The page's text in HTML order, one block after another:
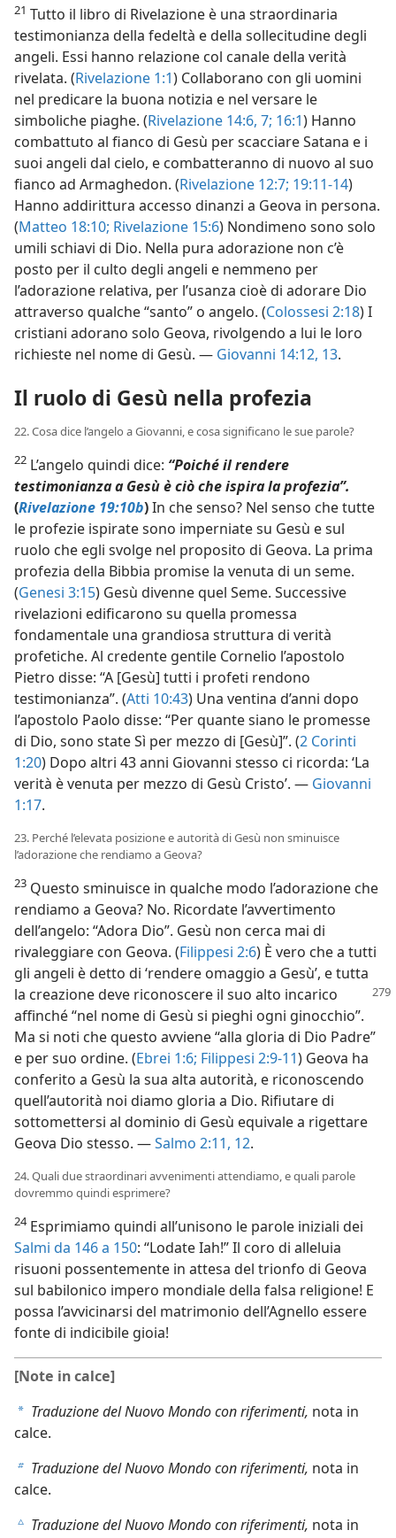
21 Tutto il libro di Rivelazione è una straordinaria
testimonianza della fedeltà e della sollecitudine degli
angeli. Essi hanno relazione col canale della verità
rivelata. (Rivelazione 1:1) Collaborano con gli uomini
nel predicare la buona notizia e nel versare le
simboliche piaghe. (Rivelazione 14:6, 7; 16:1) Hanno
combattuto al fianco di Gesù per scacciare Satana e i
suoi angeli dal cielo, e combatteranno di nuovo al suo
fianco ad Armaghedon. (Rivelazione 12:7; 19:11-14)
Hanno addirittura accesso dinanzi a Geova in persona.
(Matteo 18:10; Rivelazione 15:6) Nondimeno sono solo
umili schiavi di Dio. Nella pura adorazione non c’è
posto per il culto degli angeli e nemmeno per
l’adorazione relativa, per l’usanza cioè di adorare Dio
attraverso qualche “santo” o angelo. (Colossesi 2:18) I
cristiani adorano solo Geova, rivolgendo a lui le loro
richieste nel nome di Gesù. — Giovanni 14:12, 13.
Il ruolo di Gesù nella profezia
22. Cosa dice l’angelo a Giovanni, e cosa significano le sue parole?
22 L’angelo quindi dice: “Poiché il rendere
testimonianza a Gesù è ciò che ispira la profezia”.
(Rivelazione 19:10b)In che senso? Nel senso che tutte
le profezie ispirate sono imperniate su Gesù e sul
ruolo che egli svolge nel proposito di Geova. La prima
profezia della Bibbia promise la venuta di un seme.
(Genesi 3:15) Gesù divenne quel Seme. Successive
rivelazioni edificarono su quella promessa
fondamentale una grandiosa struttura di verità
profetiche. Al credente gentile Cornelio l’apostolo
Pietro disse: “A [Gesù] tutti i profeti rendono
testimonianza”. (Atti 10:43) Una ventina d’anni dopo
l’apostolo Paolo disse: “Per quante siano le promesse
di Dio, sono state Sì per mezzo di [Gesù]”. (2 Corinti
1:20) Dopo altri 43 anni Giovanni stesso ci ricorda: ‘La
verità è venuta per mezzo di Gesù Cristo’. — Giovanni
1:17.
23. Perché l’elevata posizione e autorità di Gesù non sminuisce
l’adorazione che rendiamo a Geova?
23 Questo sminuisce in qualche modo l’adorazione che
rendiamo a Geova? No. Ricordate l’avvertimento
dell’angelo: “Adora Dio”. Gesù non cerca mai di
rivaleggiare con Geova. (Filippesi 2:6) È vero che a tutti
gli angeli è detto di ‘rendere omaggio a Gesù’, e tutta
la creazionedeve riconoscere il suo alto incarico
affinché “nel nome di Gesù si pieghi ogni ginocchio”.
Ma si noti che questo avviene “alla gloria di Dio Padre”
e per suo ordine. (Ebrei 1:6; Filippesi 2:9-11) Geova ha
conferito a Gesù la sua alta autorità, e riconoscendo
quell’autorità noi diamo gloria a Dio. Rifiutare di
sottomettersi al dominio di Gesù equivale a rigettare
Geova Dio stesso. —Salmo 2:11, 12.
24. Quali due straordinari avvenimenti attendiamo, e quali parole
dovremmo quindi esprimere?
24Esprimiamo quindi all’unisono le parole iniziali dei
Salmi da 146 a 150: “Lodate Iah!” Il coro di alleluia
risuoni possentemente in attesa del trionfo di Geova
sul babilonico impero mondiale della falsa religione! E
possa l’avvicinarsi del matrimonio dell’Agnello essere
fonte di indicibile gioia!
[Note in calce]
a Traduzione del Nuovo Mondo con riferimenti, nota in
calce.
b Traduzione del Nuovo Mondo con riferimenti, nota in
calce.
c Traduzione del Nuovo Mondo con riferimenti, nota in